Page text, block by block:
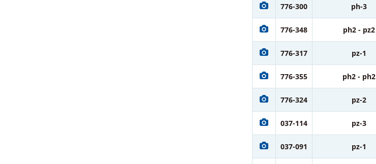
776-300 ph-3
776-348 ph2 - pz2
776-317 pz-1
776-355 ph2 - ph2
776-324 pz-2
037-114 pz-3
037-091 pz-1